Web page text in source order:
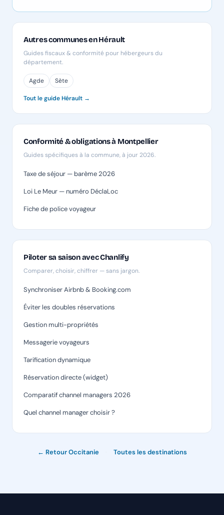
Autres communes en Hérault
Guides fiscaux & conformité pour hébergeurs du
département.
Agde Sète
Tout le guide Hérault →
Conformité & obligations à Montpellier
Guides spécifiques à la commune, à jour 2026.
Taxe de séjour — barème 2026
Loi Le Meur — numéro DéclaLoc
Fiche de police voyageur
Piloter sa saison avec Chanlify
Comparer, choisir, chiffrer — sans jargon.
Synchroniser Airbnb & Booking.com
Éviter les doubles réservations
Gestion multi-propriétés
Messagerie voyageurs
Tarification dynamique
Réservation directe (widget)
Comparatif channel managers 2026
Quel channel manager choisir ?
← Retour Occitanie Toutes les destinations